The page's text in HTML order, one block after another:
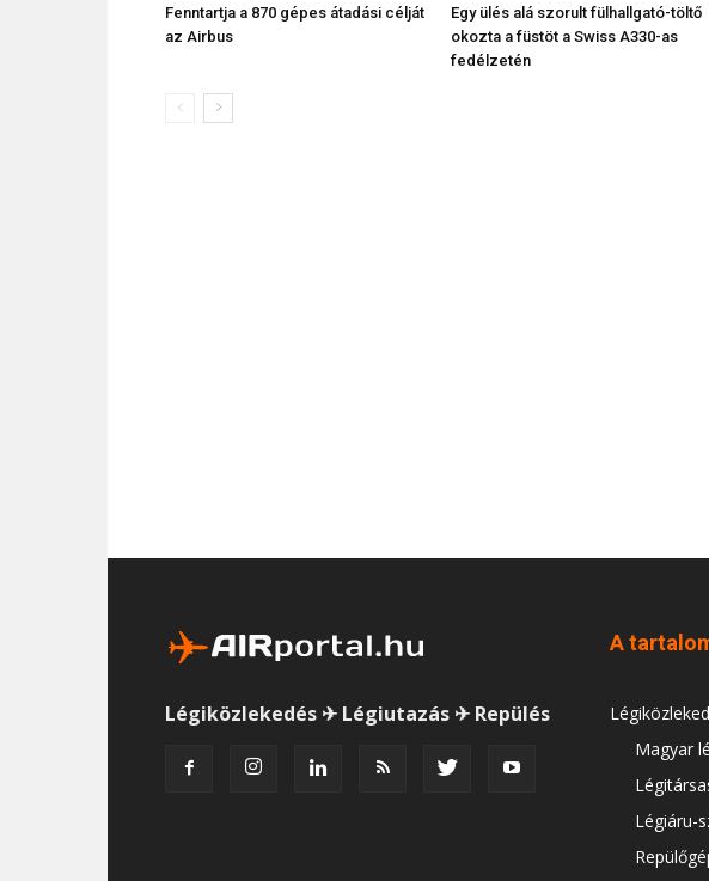
Fenntartja a 870 gépes átadási célját
az Airbus
Egy ülés alá szorult fülhallgató-töltő
okozta a füstöt a Swiss A330-as
fedélzetén
Légiközlekedés ✈ Légiutazás ✈ Repülés
A
Magyar
Légiáru-